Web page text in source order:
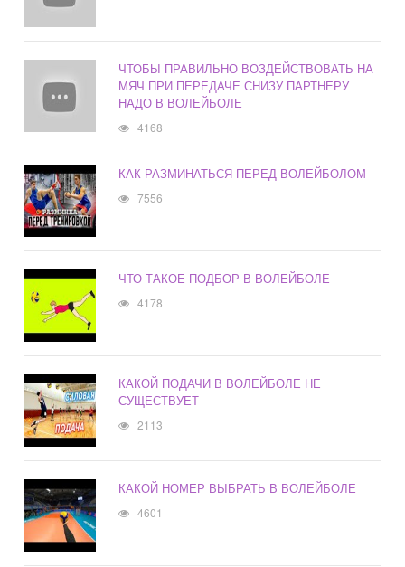
ЧТОБЫ ПРАВИЛЬНО ВОЗДЕЙСТВОВАТЬ НА
МЯЧ ПРИ ПЕРЕДАЧЕ СНИЗУ ПАРТНЕРУ
НАДО В ВОЛЕЙБОЛЕ
4168
КАК РАЗМИНАТЬСЯ ПЕРЕД ВОЛЕЙБОЛОМ
7556
ЧТО ТАКОЕ ПОДБОР В ВОЛЕЙБОЛЕ
4178
КАКОЙ ПОДАЧИ В ВОЛЕЙБОЛЕ НЕ
СУЩЕСТВУЕТ
2113
КАКОЙ НОМЕР ВЫБРАТЬ В ВОЛЕЙБОЛЕ
4601